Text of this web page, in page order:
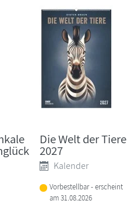
Die Welt der Tiere
2027
Kalender
Vorbestellbar - erscheint
am 31.08.2026